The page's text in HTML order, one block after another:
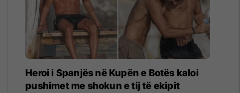
Heroi i Spanjës në Kupën e Botës kaloi
pushimet me shokun e tij të ekipit